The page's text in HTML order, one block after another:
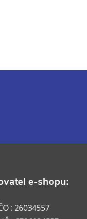
e-shopu:
: 26034557